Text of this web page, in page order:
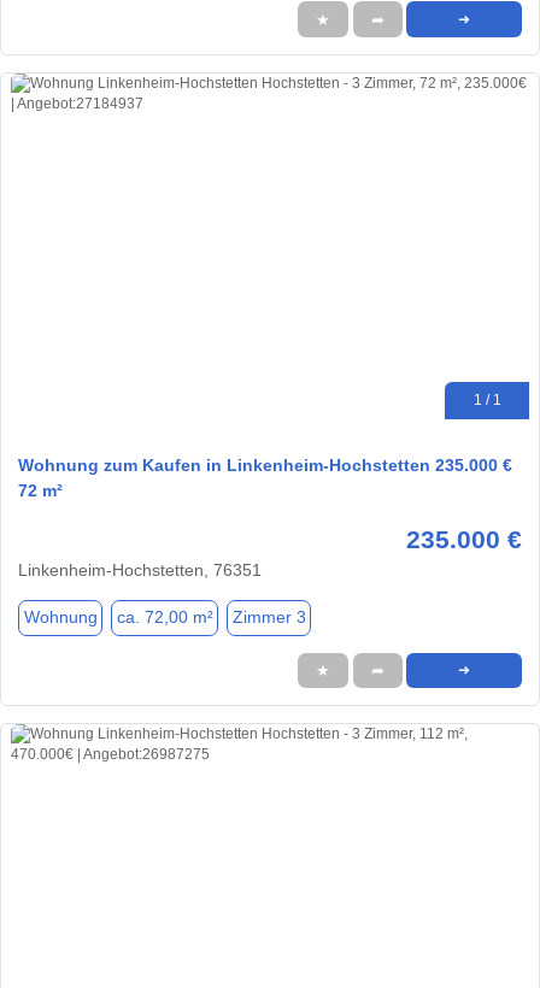
★ ➦ ➜
1 / 1
Wohnung zum Kaufen in Linkenheim-Hochstetten 235.000 €
72 m²
235.000 €
Linkenheim-Hochstetten, 76351
Wohnung ca. 72,00 m² Zimmer 3
★ ➦ ➜